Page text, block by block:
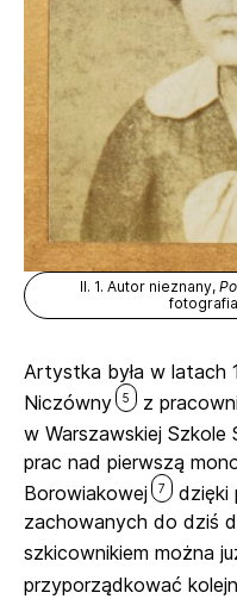
Il. 1. Autor nieznany,
Artystka była w latach
Niczówny
5
z
w Warszawskiej Szkole
prac nad pierwszą
Borowiakowej
7
dzięki
zachowanych do dziś
szkicownikiem można
przyporządkować